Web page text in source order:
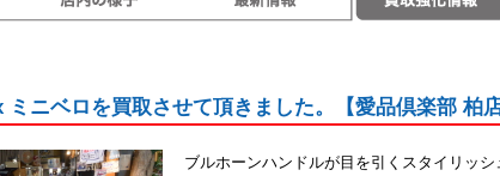
ニベロを買取させて頂きました。【愛品倶楽部 柏店
ブルホーンハンドルが目を引くスタイリッシ